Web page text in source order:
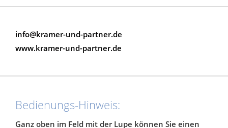
info@kramer-und-partner.de
www.kramer-und-partner.de
Bedienungs-Hinweis:
Ganz oben im Feld mit der Lupe können Sie einen